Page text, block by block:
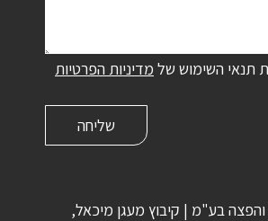
תנאי השימוש של מדיניות הפרטיות
והפצה בע"מ | קיבוץ מעגן מיכאל,